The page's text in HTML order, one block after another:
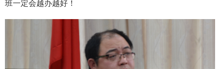
班一定会越办越好！